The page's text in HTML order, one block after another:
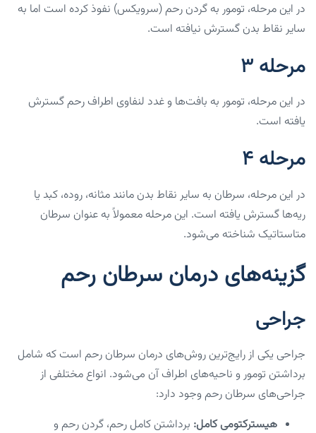
در این مرحله، تومور به گردن رحم (سرویکس) نفوذ کرده است اما به
سایر نقاط بدن گسترش نیافته است.
مرحله ۳
در این مرحله، تومور به بافت‌ها و غدد لنفاوی اطراف رحم گسترش
یافته است.
مرحله ۴
در این مرحله، سرطان به سایر نقاط بدن مانند مثانه، روده، کبد یا
ریه‌ها گسترش یافته است. این مرحله معمولاً به عنوان سرطان
متاستاتیک شناخته می‌شود.
گزینه‌های درمان سرطان رحم
جراحی
جراحی یکی از رایج‌ترین روش‌های درمان سرطان رحم است که شامل
برداشتن تومور و ناحیه‌های اطراف آن می‌شود. انواع مختلفی از
جراحی‌های سرطان رحم وجود دارد:
هیسترکتومی کامل: برداشتن کامل رحم، گردن رحم و